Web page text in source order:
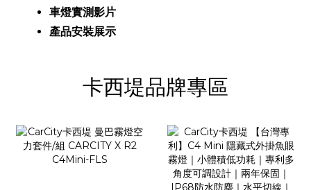
車燈實測影片
產品安裝展示
卡西堤品牌專區